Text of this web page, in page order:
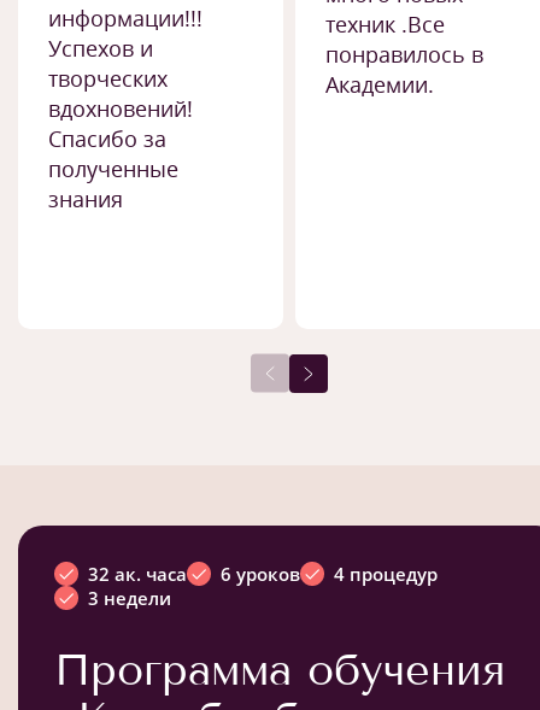
информации!!!
Успехов и
творческих
вдохновений!
Спасибо за
полученные
знания
техник .Все
понравилось в
Академии.
32 ак. часа 6 уроков
4 процедур
3 недели
Программа обучения